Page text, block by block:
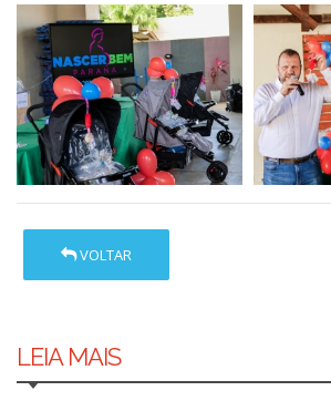
VOLTAR
LEIA MAIS